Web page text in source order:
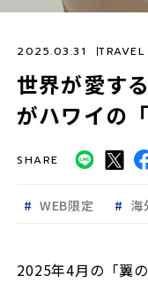
世界が愛す
がハワイの
2025.03.31 TRAVEL
SHARE
WEB限定 海
2025年4月の「翼